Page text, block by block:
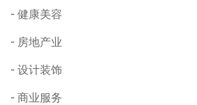
健康美容
房地产业
设计装饰
商业服务